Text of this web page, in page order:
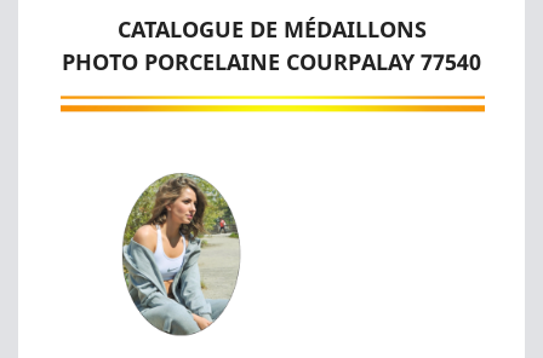
CATALOGUE DE MÉDAILLONS
PHOTO PORCELAINE COURPALAY 77540